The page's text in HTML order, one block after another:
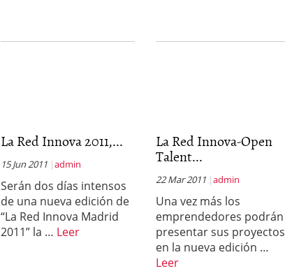
La Red Innova 2011,...
15 Jun 2011 admin
Serán dos días intensos
de una nueva edición de
“La Red Innova Madrid
2011” la … Leer
La Red Innova-Open
Talent...
22 Mar 2011 admin
Una vez más los
emprendedores podrán
presentar sus proyectos
en la nueva edición …
Leer